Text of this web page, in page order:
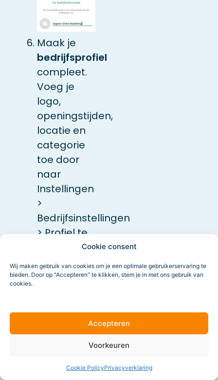
Cookie consent
Wij maken gebruik van cookies om je een optimale gebruikerservaring te
bieden. Door op "Accepteren" te klikken, stem je in met ons gebruik van
cookies.
Accepteren
Voorkeuren
Cookie PolicyPrivacyverklaring
Maak je
bedrijfsprofiel
compleet.
Voeg je
logo,
openingstijden,
locatie en
categorie
toe door
naar
Instellingen
>
Bedrijfsinstellingen
> Profiel te